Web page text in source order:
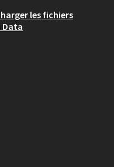
les fichiers
Data